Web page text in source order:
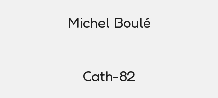
Michel Boulé
Cath-82